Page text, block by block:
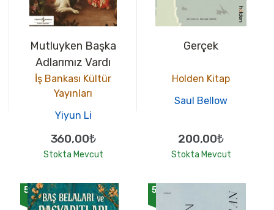
Mutluyken Başka
Adlarımız Vardı
İş Bankası Kültür
Yayınları
Yiyun Li
360,00₺
Stokta Mevcut
Gerçek
Holden Kitap
Saul Bellow
200,00₺
Stokta Mevcut
500 500